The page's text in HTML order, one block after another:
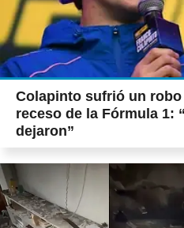
Colapinto sufrió un robo
receso de la Fórmula 1:
dejaron”